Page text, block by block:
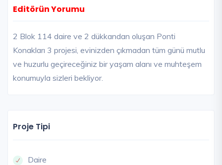
Editörün Yorumu
2 Blok 114 daire ve 2 dükkandan oluşan Ponti
Konakları 3 projesi, evinizden çıkmadan tüm günü mutlu
ve huzurlu geçireceğiniz bir yaşam alanı ve muhteşem
konumuyla sizleri bekliyor.
Proje Tipi
Daire